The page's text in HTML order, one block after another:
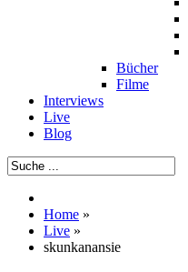
Bücher
Filme
Interviews
Live
Blog
Home »
Live »
skunkanansie